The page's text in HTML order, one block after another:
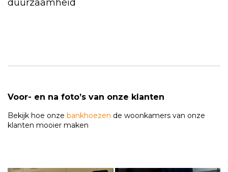
Voor- en na foto’s van onze klanten
Bekijk hoe onze bankhoezen de woonkamers van onze
klanten mooier maken